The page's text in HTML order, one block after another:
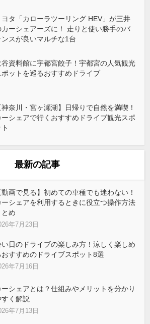
ヨタ「カローラツーリング HEV」が三井
カーシェアーズに！ 走りと使い勝手のバ
ンスが良いマルチな1台
谷資料館に宇都宮餃子！宇都宮の人気観光
ポットを巡るおすすめドライブ
神奈川・宮ヶ瀬湖】日帰りで自然を満喫！
ーシェアで行くおすすめドライブ観光スポ
ト
最新の記事
動画で見る】初めての車種でも迷わない！
ーシェアを利用するときに役立つ操作方法
とめ
年7月23日
い日のドライブの楽しみ方！涼しく楽しめ
おすすめのドライブスポット8選
年7月16日
ーシェアとは？仕組みやメリットを分かり
すく解説
年7月13日